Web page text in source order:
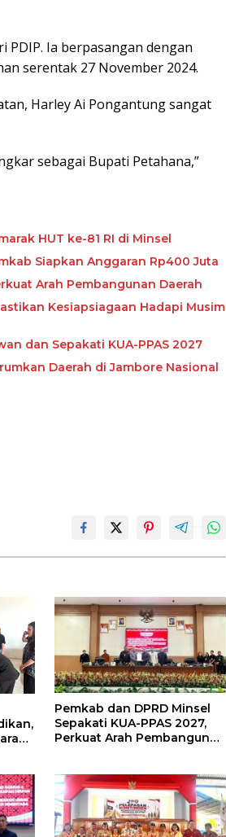
PDIP. Ia berpasangan dengan
serentak 27 November 2024.
Harley Ai Pongantung sangat
sebagai Bupati Petahana,”
HUT ke-81 RI di Minsel
Siapkan Anggaran Rp400 Juta
Arah Pembangunan Daerah
Kesiapsiagaan Hadapi Musim
dan Sepakati KUA-PPAS 2027
Daerah di Jambore Nasional
Pemkab dan DPRD Minsel
Sepakati KUA-PPAS 2027,
Perkuat Arah Pembangunan